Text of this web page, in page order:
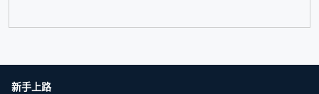
新手上路